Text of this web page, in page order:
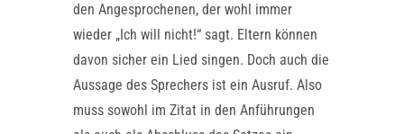
den Angesprochenen, der wohl immer
wieder „Ich will nicht!“ sagt. Eltern können
davon sicher ein Lied singen. Doch auch die
Aussage des Sprechers ist ein Ausruf. Also
muss sowohl im Zitat in den Anführungen